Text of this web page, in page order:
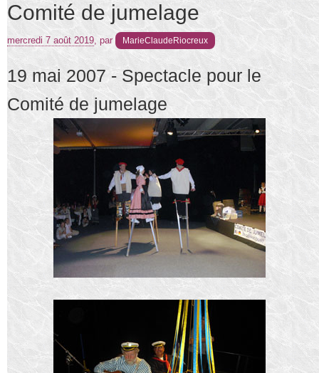
Comité de jumelage
mercredi 7 août 2019, par MarieClaudeRiocreux
19 mai 2007 - Spectacle pour le
Comité de jumelage